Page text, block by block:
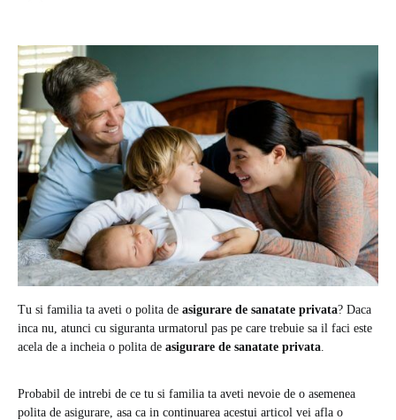
Tu si familia ta aveti o polita de asigurare de sanatate privata? Daca
inca nu, atunci cu siguranta urmatorul pas pe care trebuie sa il faci este
acela de a incheia o polita de asigurare de sanatate privata
Probabil de intrebi de ce tu si familia ta aveti nevoie de o asemenea
polita de asigurare, asa ca in continuarea acestui articol vei afla o